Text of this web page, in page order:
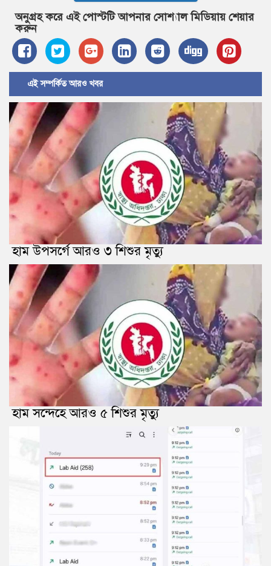
অনুগ্রহ করে এই পোস্টটি আপনার সোশ্যাল মিডিয়ায় শেয়ার
করুন
এই সম্পর্কিত আরও খবর
হাম উপসর্গে আরও ৩ শিশুর মৃত্যু
হাম সন্দেহে আরও ৫ শিশুর মৃত্যু